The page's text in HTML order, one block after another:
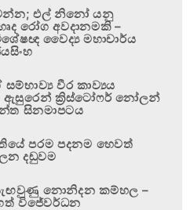
වන්න; එල් නිනෝ යනු
රෝග අවදානමකි –
වෛද්‍ය මහාචාර්ය
වීර කාව්‍යය
ඇසුරෙන් ක්‍රිස්ටෝෆර් නෝලන්
සිනමාපටය
පරම පදනම හෙවත්
දඬුවම
නොනිදන කම්හල –
විජේවර්ධන